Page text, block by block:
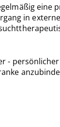
in
-